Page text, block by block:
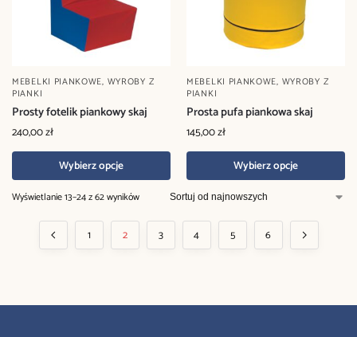
MEBELKI PIANKOWE, WYROBY Z
PIANKI
Prosty fotelik piankowy skaj
240,00zł
Wybierz opcje
MEBELKI PIANKOWE, WYROBY Z
PIANKI
Prosta pufa piankowa skaj
145,00zł
Wybierz opcje
Wyświetlanie 13–24 z 62 wyników
1 2 3 4 5 6